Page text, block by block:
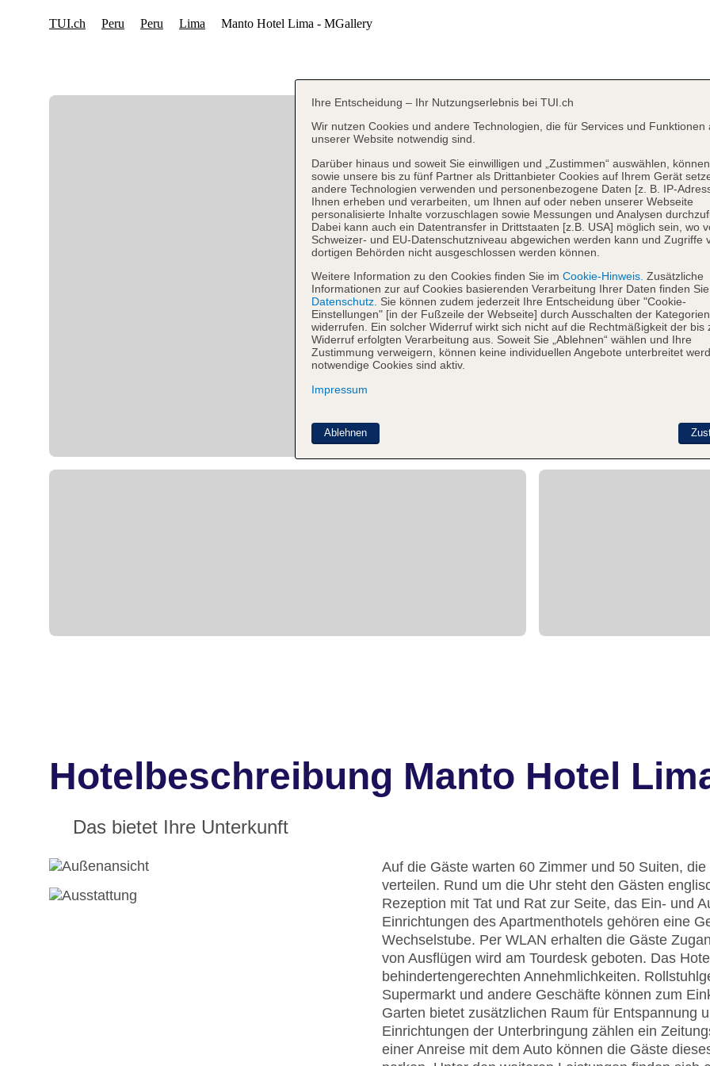
Hotelbeschreibung Manto Hotel
Das bietet Ihre Unterkunft
Auf die Gäste warten 60 Zimmer und 50 Suiten,
verteilen. Rund um die Uhr steht den Gästen
Rezeption mit Tat und Rat zur Seite, das Ein- und
Einrichtungen des Apartmenthotels gehören eine
Wechselstube. Per WLAN erhalten die Gäste
von Ausflügen wird am Tourdesk geboten. Das
behindertengerechten Annehmlichkeiten.
Supermarkt und andere Geschäfte können zum
Garten bietet zusätzlichen Raum für Entspannung
Einrichtungen der Unterbringung zählen ein
einer Anreise mit dem Auto können die Gäste
Ihre Entscheidung – Ihr Nutzungserlebnis bei TUI.ch
Wir nutzen Cookies und andere Technologien, die für Services und Funktionen
unserer Website notwendig sind.
Darüber hinaus und soweit Sie einwilligen und „Zustimmen“ auswählen,
sowie unsere bis zu fünf Partner als Drittanbieter Cookies auf Ihrem Gerät
andere Technologien verwenden und personenbezogene Daten [z. B. IP-
Ihnen erheben und verarbeiten, um Ihnen auf oder neben unserer Webseite
personalisierte Inhalte vorzuschlagen sowie Messungen und Analysen
Dabei kann auch ein Datentransfer in Drittstaaten [z.B. USA] möglich sein, wo
Schweizer- und EU-Datenschutzniveau abgewichen werden kann und Zugriffe
dortigen Behörden nicht ausgeschlossen werden können.
Weitere Information zu den Cookies finden Sie im Cookie-Hinweis. Zusätzliche
Informationen zur auf Cookies basierenden Verarbeitung Ihrer Daten finden
Datenschutz. Sie können zudem jederzeit Ihre Entscheidung über "Cookie-
Einstellungen" [in der Fußzeile der Webseite] durch Ausschalten der Kategorien
widerrufen. Ein solcher Widerruf wirkt sich nicht auf die Rechtmäßigkeit der bis
Widerruf erfolgten Verarbeitung aus. Soweit Sie „Ablehnen“ wählen und Ihre
Zustimmung verweigern, können keine individuellen Angebote unterbreitet
notwendige Cookies sind aktiv.
Impressum
Ablehnen